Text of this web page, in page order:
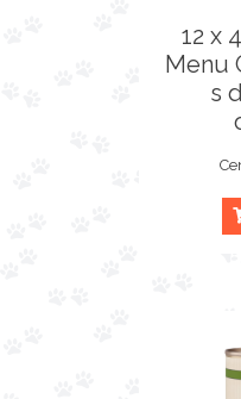
12 x
Menu
s